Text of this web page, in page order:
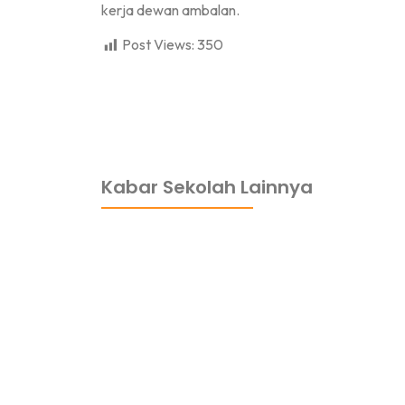
kerja dewan ambalan.
Post Views: 350
Kabar Sekolah Lainnya